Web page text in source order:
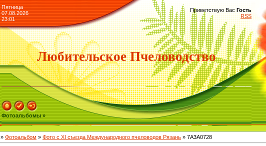
Пятница
07.08.2026
23:01
Приветствую Вас Гость
RSS
Любительское Пчеловодство
Фотоальбомы »
» Фотоальбом » Фото с XI съезда Международного пчеловодов Рязань » 7A3A0728